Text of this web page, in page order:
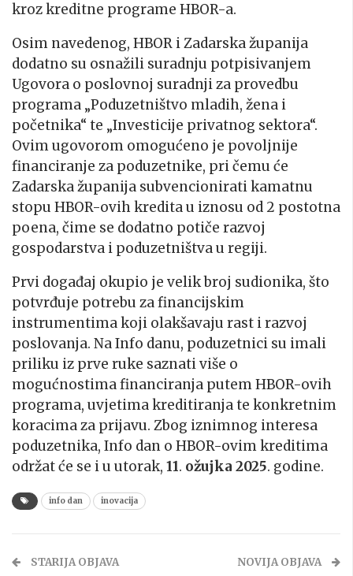
kroz kreditne programe HBOR-a.
Osim navedenog, HBOR i Zadarska županija
dodatno su osnažili suradnju potpisivanjem
Ugovora o poslovnoj suradnji za provedbu
programa „Poduzetništvo mladih, žena i
početnika“ te „Investicije privatnog sektora“.
Ovim ugovorom omogućeno je povoljnije
financiranje za poduzetnike, pri čemu će
Zadarska županija subvencionirati kamatnu
stopu HBOR-ovih kredita u iznosu od 2 postotna
poena, čime se dodatno potiče razvoj
gospodarstva i poduzetništva u regiji.
Prvi događaj okupio je velik broj sudionika, što
potvrđuje potrebu za financijskim
instrumentima koji olakšavaju rast i razvoj
poslovanja. Na Info danu, poduzetnici su imali
priliku iz prve ruke saznati više o
mogućnostima financiranja putem HBOR-ovih
programa, uvjetima kreditiranja te konkretnim
koracima za prijavu. Zbog iznimnog interesa
poduzetnika, Info dan o HBOR-ovim kreditima
održat će se i u utorak, 11. ožujka 2025. godine.
info dan inovacija
STARIJA OBJAVA NOVIJA OBJAVA